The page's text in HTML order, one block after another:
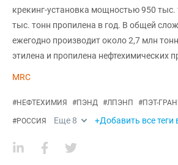
крекинг-установка мощностью 950 тыс.
тыс. тонн пропилена в год. В общей
ежегодно производит около 2,7 млн
этилена и пропилена нефтехимических
MRC
#НЕФТЕХИМИЯ #ПЭНД #ЛПЭНП #ПЭТ-
#РОССИЯ Еще 8 +Добавить все теги